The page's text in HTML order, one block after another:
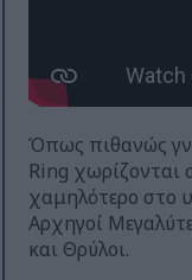
Όπως πιθανώς
Ring χωρίζονται
χαμηλότερο στο
Αρχηγοί
και Θρύλοι.